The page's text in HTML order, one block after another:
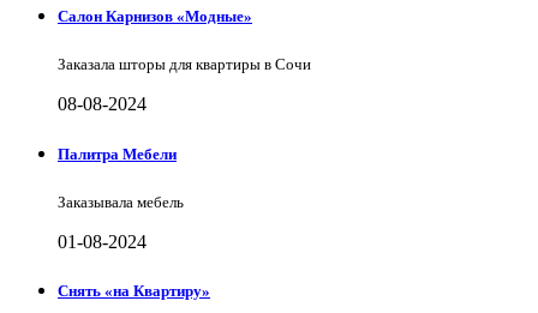
Салон Карнизов «Модные»
Заказала шторы для квартиры в Сочи
08-08-2024
Палитра Мебели
Заказывала мебель
01-08-2024
Снять «на Квартиру»